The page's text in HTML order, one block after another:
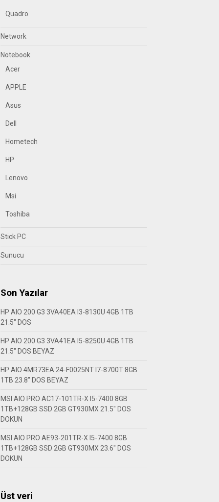
Quadro
Network
Notebook
Acer
APPLE
Asus
Dell
Hometech
HP
Lenovo
Msi
Toshiba
Stick PC
Sunucu
Son Yazılar
HP AIO 200 G3 3VA40EA I3-8130U 4GB 1TB
21.5″ DOS
HP AIO 200 G3 3VA41EA I5-8250U 4GB 1TB
21.5″ DOS BEYAZ
HP AIO 4MR73EA 24-F0025NT I7-8700T 8GB
1TB 23.8″ DOS BEYAZ
MSI AIO PRO AC17-101TR-X I5-7400 8GB
1TB+128GB SSD 2GB GT930MX 21.5″ DOS
DOKUN
MSI AIO PRO AE93-201TR-X I5-7400 8GB
1TB+128GB SSD 2GB GT930MX 23.6″ DOS
DOKUN
Üst veri